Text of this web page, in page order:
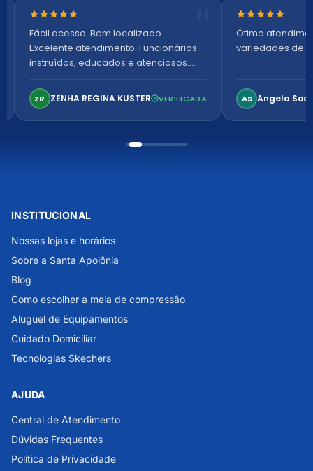
Nota 5 de 5 estrelas
Fácil acesso. Bem localizado.
Excelente atendimento. Funcionários
instruídos, educados e atenciosos.
confortável. Perfeito!
ZR ZENHA REGINA KUSTER VERIFICADA
Nota 5 de 5
Ótimo
variedades de
AS Angela
INSTITUCIONAL
Nossas lojas e horários
Sobre a Santa Apolônia
Blog
Como escolher a meia de compressão
Aluguel de Equipamentos
Cuidado Domiciliar
Tecnologias Skechers
AJUDA
Central de Atendimento
Dúvidas Frequentes
Política de Privacidade